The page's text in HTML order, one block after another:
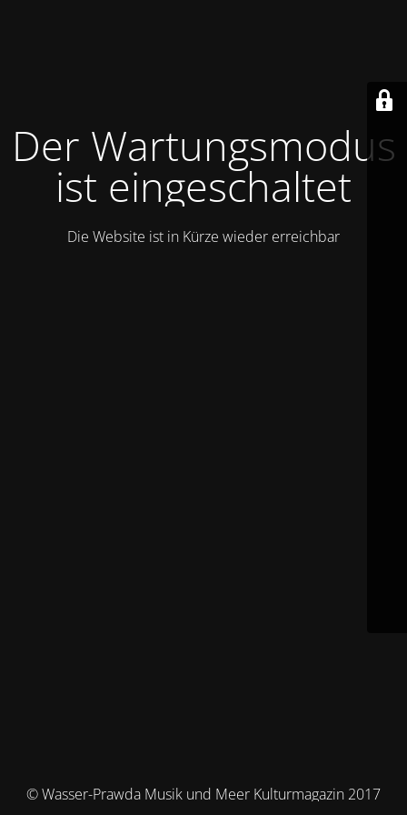
Der Wartungsmodus
ist eingeschaltet
Die Website ist in Kürze wieder erreichbar
© Wasser-Prawda Musik und Meer Kulturmagazin 2017